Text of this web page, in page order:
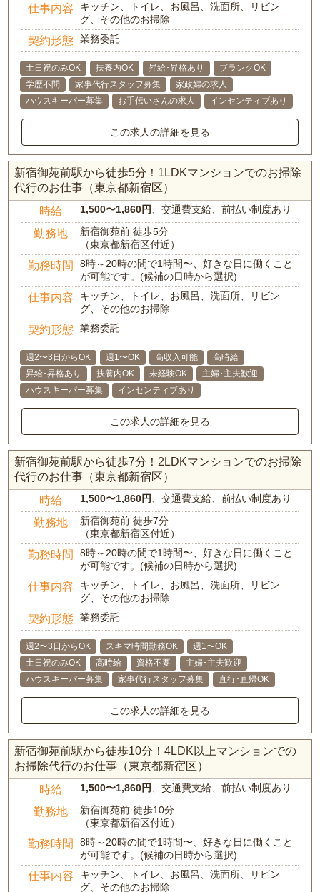
仕事内容
キッチン、トイレ、お風呂、洗面所、リビン
グ、その他のお掃除
契約形態 業務委託
土日祝のみOK 扶養内OK 昇給･昇格あり
ブランクOK
学歴不問
家事代行スタッフ募集
家政婦の求人
ハウスキーパー募集
お手伝いさんの求人 インセンティブあり
この求人の詳細を見る
新宿御苑前駅から徒歩5分！1LDKマンションでのお掃除
代行のお仕事（東京都新宿区）
時給 1,500〜1,860円、交通費支給、前払い制度あり
勤務地
新宿御苑前 徒歩5分
（東京都新宿区付近）
勤務時間
8時～20時の間で1時間〜、好きな日に働くこと
が可能です。(候補の日時から選択)
仕事内容
キッチン、トイレ、お風呂、洗面所、リビン
グ、その他のお掃除
契約形態 業務委託
週2〜3日からOK 週1〜OK 高収入可能
高時給
昇給･昇格あり
扶養内OK 未経験OK
主婦･主夫歓迎
ハウスキーパー募集
インセンティブあり
この求人の詳細を見る
新宿御苑前駅から徒歩7分！2LDKマンションでのお掃除
代行のお仕事（東京都新宿区）
時給 1,500〜1,860円、交通費支給、前払い制度あり
勤務地
新宿御苑前 徒歩7分
（東京都新宿区付近）
勤務時間
8時～20時の間で1時間〜、好きな日に働くこと
が可能です。(候補の日時から選択)
仕事内容
キッチン、トイレ、お風呂、洗面所、リビン
グ、その他のお掃除
契約形態 業務委託
週2〜3日からOK スキマ時間勤務OK
週1〜OK
土日祝のみOK
高時給 資格不要
主婦･主夫歓迎
ハウスキーパー募集
家事代行スタッフ募集 直行･直帰OK
この求人の詳細を見る
新宿御苑前駅から徒歩10分！4LDK以上マンションでの
お掃除代行のお仕事（東京都新宿区）
時給 1,500〜1,860円、交通費支給、前払い制度あり
勤務地
新宿御苑前 徒歩10分
（東京都新宿区付近）
勤務時間
8時～20時の間で1時間〜、好きな日に働くこと
が可能です。(候補の日時から選択)
仕事内容
キッチン、トイレ、お風呂、洗面所、リビン
グ、その他のお掃除